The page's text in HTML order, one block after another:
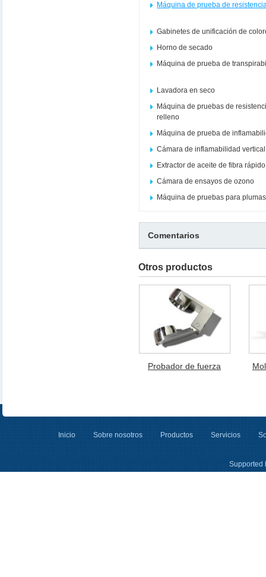
Máquina de prueba de
Gabinetes de unificación de
Horno de secado
Máquina de prueba de
Lavadora en seco
Máquina de pruebas de
relleno
Máquina de prueba de
Cámara de inflamabilidad vertical
Extractor de aceite de fibra
Cámara de ensayos de ozono
Máquina de pruebas para
Comentarios
Otros productos
Probador de fuerza
Inicio Sobre nosotros Productos Servicios
Supported